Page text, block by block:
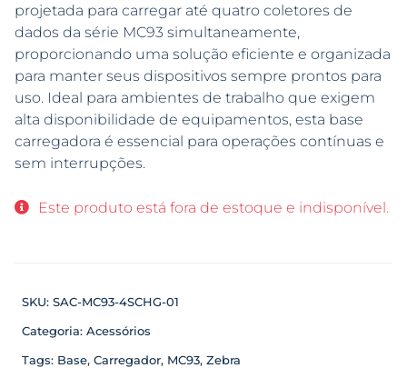
projetada para carregar até quatro coletores de
dados da série MC93 simultaneamente,
proporcionando uma solução eficiente e organizada
para manter seus dispositivos sempre prontos para
uso. Ideal para ambientes de trabalho que exigem
alta disponibilidade de equipamentos, esta base
carregadora é essencial para operações contínuas e
sem interrupções.
Este produto está fora de estoque e indisponível.
SKU: SAC-MC93-4SCHG-01
Categoria: Acessórios
Tags: Base, Carregador, MC93, Zebra